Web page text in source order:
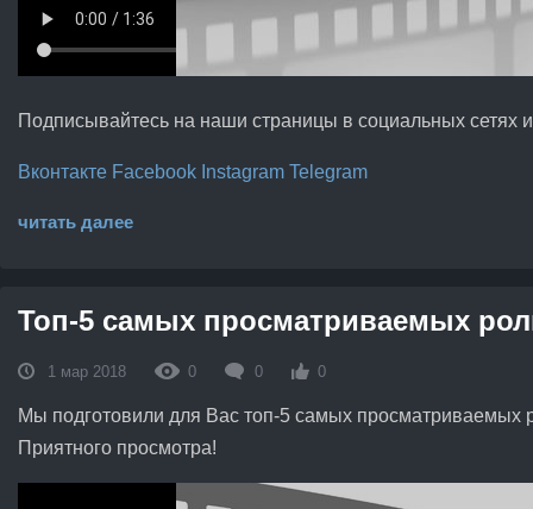
Подписывайтесь на наши страницы в социальных сетях
Вконтакте Facebook Instagram Telegram
читать далее
Топ-5 самых просматриваемых
1 мар 2018 0 0 0
Мы подготовили для Вас топ-5 самых просматриваемых
Приятного просмотра!